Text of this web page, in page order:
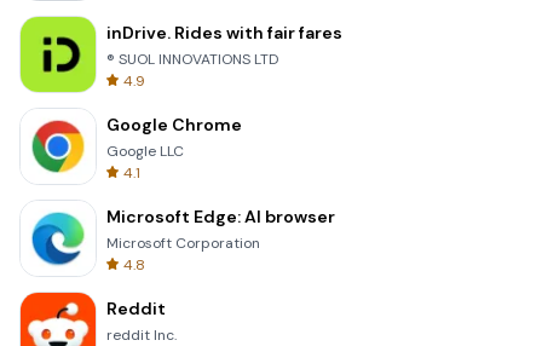
inDrive. Rides with fair fares
® SUOL INNOVATIONS LTD
4.9
Google Chrome
Google LLC
4.1
Microsoft Edge: AI browser
Microsoft Corporation
4.8
Reddit
reddit Inc.